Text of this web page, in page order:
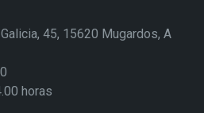
45, 15620 Mugardos, A
horas